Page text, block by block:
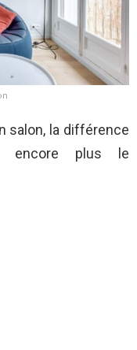
salon, la différence
encore plus le